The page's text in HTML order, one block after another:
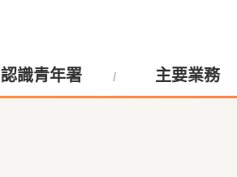
認識青年署 主要業務